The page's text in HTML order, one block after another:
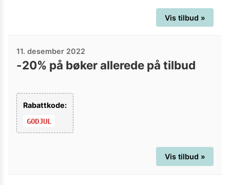
Vis tilbud »
11. desember 2022
-20% på bøker allerede på tilbud
Rabattkode:
GODJUL
Vis tilbud »